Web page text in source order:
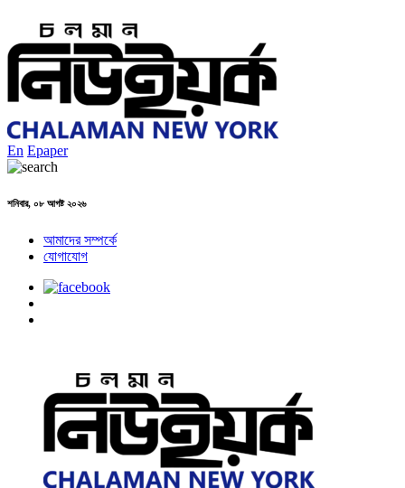
En Epaper
শনিবার, ০৮ আগষ্ট ২০২৬
আমাদের সম্পর্কে
যোগাযোগ